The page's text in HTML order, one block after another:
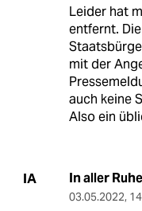
Leider hat
entfernt.
mit der
auch keine
Also ein
IA In aller Ruhe
03.05.2022,